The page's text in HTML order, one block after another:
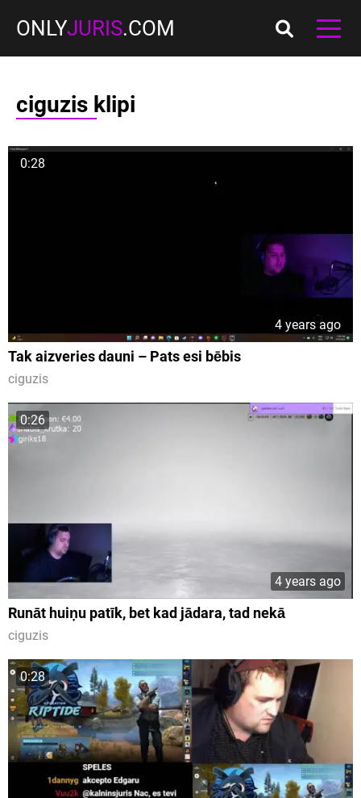
ONLYJURIS.COM
ciguzis klipi
0:28
4 years ago
Tak aizveries dauni – Pats esi bēbis
ciguzis
0:26
4 years ago
Runāt huiņu patīk, bet kad jādara, tad nekā
ciguzis
0:28